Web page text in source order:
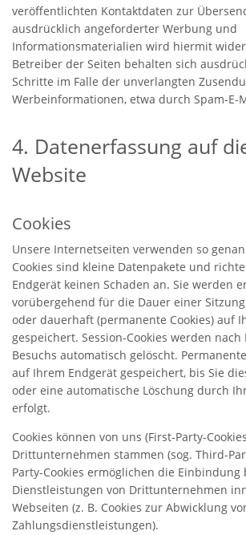
veröffentlichten Kontaktdaten zur
ausdrücklich angeforderter Werbung und
Informationsmaterialien wird hiermit
Betreiber der Seiten behalten sich
Schritte im Falle der unverlangten
Werbeinformationen, etwa durch Spam-E-
4. Datenerfassung auf
Website
Cookies
Unsere Internetseiten verwenden so
Cookies sind kleine Datenpakete und
Endgerät keinen Schaden an. Sie werden
vorübergehend für die Dauer einer Sitzung
oder dauerhaft (permanente Cookies) auf
gespeichert. Session-Cookies werden nach
Besuchs automatisch gelöscht.
auf Ihrem Endgerät gespeichert, bis Sie
oder eine automatische Löschung durch
erfolgt.
Cookies können von uns (First-Party-
Drittunternehmen stammen (sog. Third-
Party-Cookies ermöglichen die
Dienstleistungen von Drittunternehmen
Webseiten (z. B. Cookies zur Abwicklung
Zahlungsdienstleistungen).